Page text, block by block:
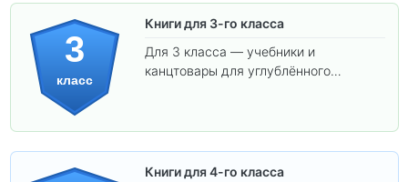
3
класс
Книги для 3-го класса
Для 3 класса — учебники и
канцтовары для углублённого
Книги для 4-го класса